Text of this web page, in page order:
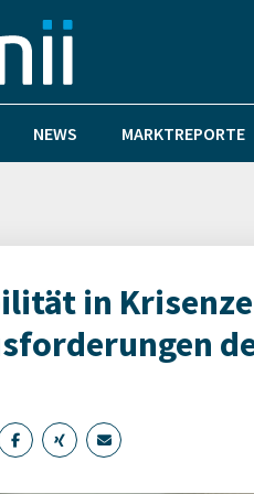
NEWS MARKTREPORTE
in